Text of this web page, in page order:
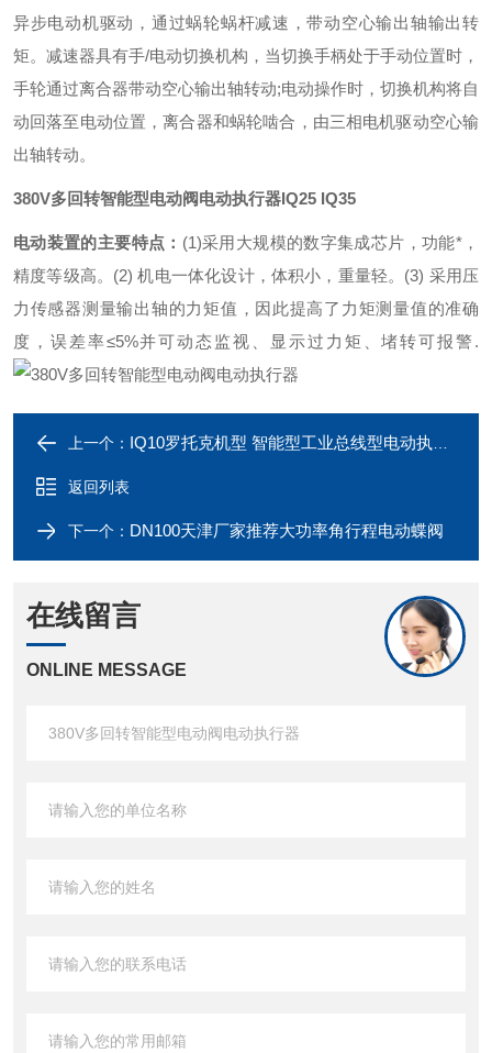
异步电动机驱动，通过蜗轮蜗杆减速，带动空心输出轴输出转
矩。减速器具有手/电动切换机构，当切换手柄处于手动位置时，
手轮通过离合器带动空心输出轴转动;电动操作时，切换机构将自
动回落至电动位置，离合器和蜗轮啮合，由三相电机驱动空心输
出轴转动。
380V多回转智能型电动阀电动执行器IQ25 IQ35
电动装置的主要特点： (1)采用大规模的数字集成芯片，功能*，
精度等级高。 (2)机电一体化设计，体积小，重量轻。 (3) 采用压
力传感器测量输出轴的力矩值，因此提高了力矩测量值的准确
度，误差率≤5%并可动态监视、显示过力矩、堵转可报警.
上一个： IQ10罗托克机型 智能型工业总线型电动执行器
返回列表
下一个： DN100天津厂家推荐大功率角行程电动蝶阀
在线留言
ONLINE MESSAGE